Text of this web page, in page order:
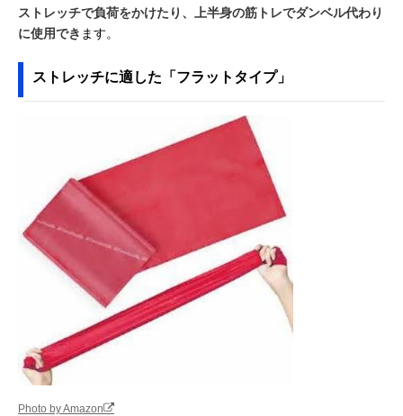
ストレッチで負荷をかけたり、上半身の筋トレでダンベル代わり
に使用でき ます。
ストレッチに適した「フラットタイプ」
Photo by Amazon